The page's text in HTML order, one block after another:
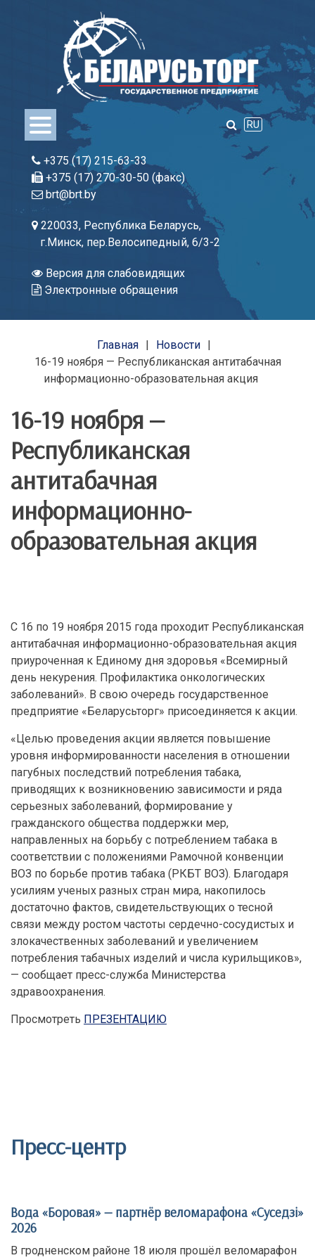
RU
+375 (17) 215-63-33
+375 (17) 270-30-50 (факс)
brt@brt.by
220033, Республика Беларусь,
г.Минск, пер.Велосипедный, 6/3-2
Версия для слабовидящих
Электронные обращения
Главная
Новости
16-19 ноября — Республиканская антитабачная
информационно-образовательная акция
16-19 ноября —
Республиканская
антитабачная
информационно-
образовательная акция
С 16 по 19 ноября 2015 года проходит Республиканская
антитабачная информационно-образовательная акция
приуроченная к Единому дня здоровья «Всемирный
день некурения. Профилактика онкологических
заболеваний». В свою очередь государственное
предприятие «Беларусьторг» присоединяется к акции.
«Целью проведения акции является повышение
уровня информированности населения в отношении
пагубных последствий потребления табака,
приводящих к возникновению зависимости и ряда
серьезных заболеваний, формирование у
гражданского общества поддержки мер,
направленных на борьбу с потреблением табака в
соответствии с положениями Рамочной конвенции
ВОЗ по борьбе против табака (РКБТ ВОЗ). Благодаря
усилиям ученых разных стран мира, накопилось
достаточно фактов, свидетельствующих о тесной
связи между ростом частоты сердечно-сосудистых и
злокачественных заболеваний и увеличением
потребления табачных изделий и числа курильщиков»,
— сообщает пресс-служба Министерства
здравоохранения.
Просмотреть ПРЕЗЕНТАЦИЮ
Пресс-центр
Вода «Боровая» — партнёр веломарафона «Суседзi»
2026
В гродненском районе 18 июля прошёл веломарафон